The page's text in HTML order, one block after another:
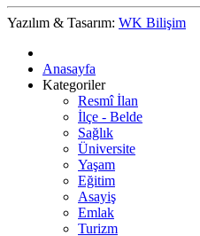
Yazılım & Tasarım: WK Bilişim
Anasayfa
Kategoriler
Resmî İlan
İlçe - Belde
Sağlık
Üniversite
Yaşam
Eğitim
Asayiş
Emlak
Turizm